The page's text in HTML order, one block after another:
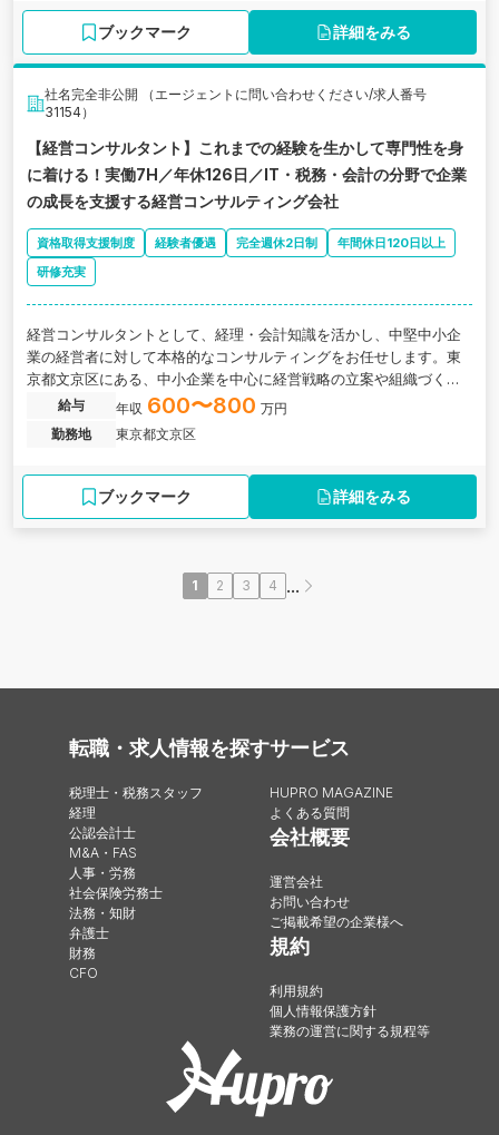
ブックマーク 詳細をみる
社名完全非公開 （エージェントに問い合わせください/求人番号
31154）
【経営コンサルタント】これまでの経験を生かして専門性を身
に着ける！実働7H／年休126日／IT・税務・会計の分野で企業
の成長を支援する経営コンサルティング会社
資格取得支援制度 経験者優遇 完全週休2日制
年間休日120日以上
研修充実
経営コンサルタントとして、経理・会計知識を活かし、中堅中小企
業の経営者に対して本格的なコンサルティングをお任せします。東
京都文京区にある、中小企業を中心に経営戦略の立案や組織づく
り、人材育成までを総合的に支援する経営コンサルティング企業の
求人です。
給与 年収 600〜800 万円
勤務地
東京都文京区
ブックマーク 詳細をみる
1 2 3 4 ...
転職・求人情報を探す
税理士・税務スタッフ
経理
公認会計士
M&A・FAS
人事・労務
社会保険労務士
法務・知財
弁護士
財務
CFO
サービス
HUPRO MAGAZINE
よくある質問
会社概要
運営会社
お問い合わせ
ご掲載希望の企業様へ
規約
利用規約
個人情報保護方針
業務の運営に関する規程等